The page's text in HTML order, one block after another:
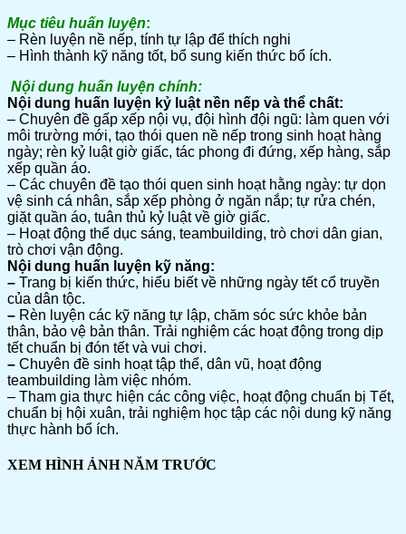
Mục tiêu huấn luyện:
– Rèn luyện nề nếp, tính tự lập để thích nghi
– Hình thành kỹ năng tốt, bổ sung kiến thức bổ ích.
Nội dung huấn luyện chính:
Nội dung huấn luyện kỷ luật nền nếp và thể chất:
– Chuyên đề gấp xếp nội vụ, đội hình đội ngũ: làm quen với
môi trường mới, tạo thói quen nề nếp trong sinh hoạt hàng
ngày; rèn kỷ luật giờ giấc, tác phong đi đứng, xếp hàng, sắp
xếp quần áo.
– Các chuyên đề tạo thói quen sinh hoạt hằng ngày: tự dọn
vệ sinh cá nhân, sắp xếp phòng ở ngăn nắp; tự rửa chén,
giặt quần áo, tuân thủ kỷ luật về giờ giấc.
– Hoạt động thể dục sáng, teambuilding, trò chơi dân gian,
trò chơi vận động.
Nội dung huấn luyện kỹ năng:
– Trang bị kiến thức, hiểu biết về những ngày tết cổ truyền
của dân tộc.
– Rèn luyện các kỹ năng tự lập, chăm sóc sức khỏe bản
thân, bảo vệ bản thân. Trải nghiệm các hoạt động trong dịp
tết chuẩn bị đón tết và vui chơi.
– Chuyên đề sinh hoạt tập thể, dân vũ, hoạt động
teambuilding làm việc nhóm.
– Tham gia thực hiện các công việc, hoạt động chuẩn bị Tết,
chuẩn bị hội xuân, trải nghiệm học tập các nội dung kỹ năng
thực hành bổ ích.
XEM HÌNH ẢNH NĂM TRƯỚC